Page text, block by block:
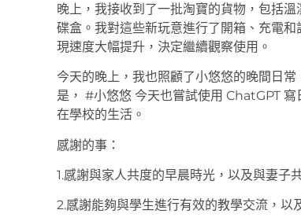
晚上，我接收到了一批淘寶的貨物，包括
碟盒。我對這些新玩意進行了開箱、充電
現速度大幅提升，決定繼續觀察使用。
今天的晚上，我也照顧了小悠悠的晚間日
是， #小悠悠 今天也嘗試使用 ChatGPT
在學校的生活。
感謝的事：
1.感謝與家人共度的早晨時光，以及與妻子
2.感謝能夠與學生進行有效的教學交流，以